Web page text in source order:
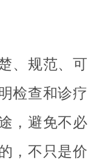
、规范、可
检查和诊疗
，避免不必
，不只是价